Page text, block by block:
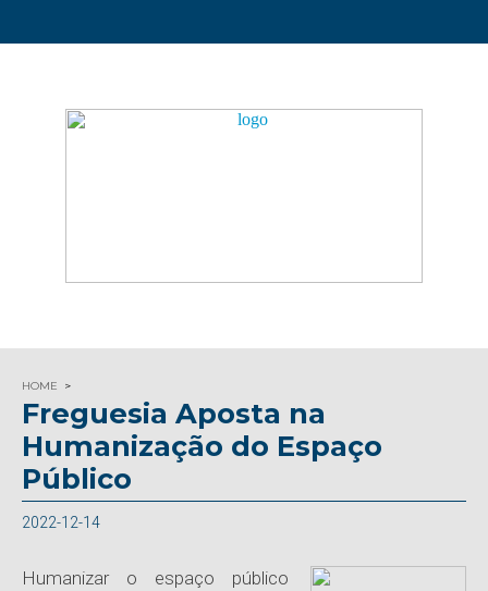
HOME
Freguesia Aposta na
Humanização do Espaço
Público
2022-12-14
Humanizar o espaço público